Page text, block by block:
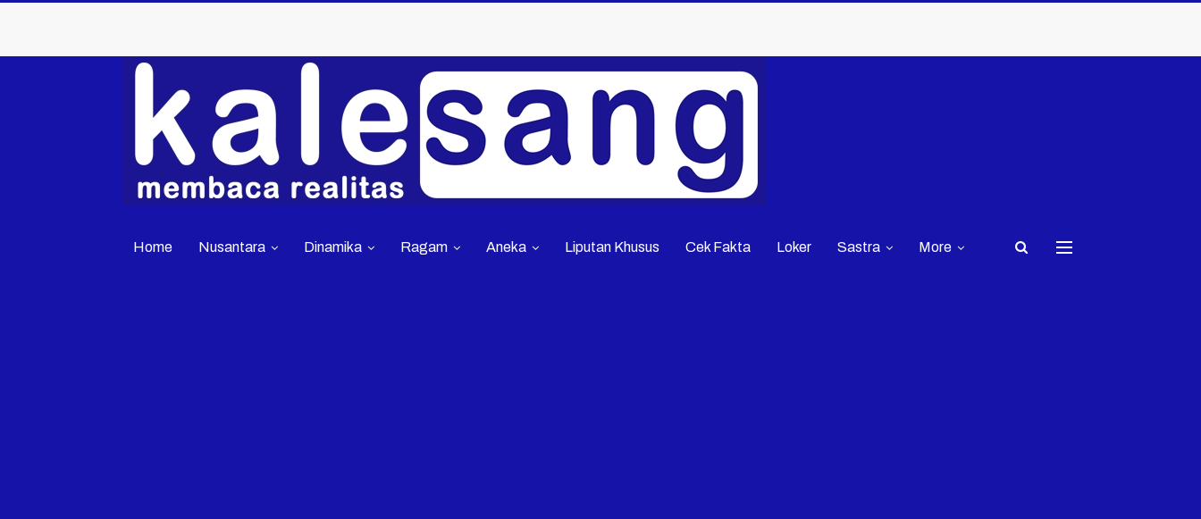
Home Nusantara Dinamika Ragam Aneka Liputan Khusus Cek Fakta Loker Sastra More